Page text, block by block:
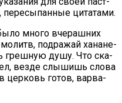
ци­та­та­ми.
мно­го вче­раш­них
под­ра­жай ха­на­не­
греш­ную ду­шу. Что ска­
вез­де слы­шишь сло­ва
цер­ковь го­тов, вар­ва­